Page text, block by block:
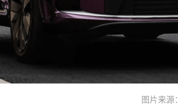
图片来源